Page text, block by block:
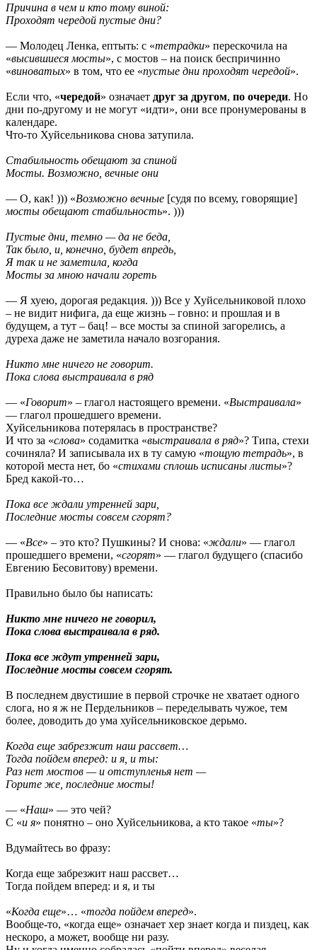
Причина в чем и кто тому виной:
Проходят чередой пустые дни?
— Молодец Ленка, ептыть: с «тетрадки» перескочила на
«высившиеся мосты», с мостов – на поиск беспричинно
«виноватых» в том, что ее «пустые дни проходят чередой».
Если что, «чередой» означает друг за другом, по очереди. Но
дни по-другому и не могут «идти», они все пронумерованы в
календаре.
Что-то Хуйсельникова снова затупила.
Стабильность обещают за спиной
Мосты. Возможно, вечные они
— О, как! ))) «Возможно вечные [судя по всему, говорящие]
мосты обещают стабильность». )))
Пустые дни, темно — да не беда,
Так было, и, конечно, будет впредь,
Я так и не заметила, когда
Мосты за мною начали гореть
— Я хуею, дорогая редакция. ))) Все у Хуйсельниковой плохо
– не видит нифига, да еще жизнь – говно: и прошлая и в
будущем, а тут – бац! – все мосты за спиной загорелись, а
дуреха даже не заметила начало возгорания.
Никто мне ничего не говорит.
Пока слова выстраивала в ряд
— «Говорит» – глагол настоящего времени. «Выстраивала»
— глагол прошедшего времени.
Хуйсельникова потерялась в пространстве?
И что за «слова» содамитка «выстраивала в ряд»? Типа, стехи
сочиняла? И записывала их в ту самую «тощую тетрадь», в
которой места нет, бо «стихами сплошь исписаны листы»?
Бред какой-то…
Пока все ждали утренней зари,
Последние мосты совсем сгорят?
— «Все» – это кто? Пушкины? И снова: «ждали» — глагол
прошедшего времени, «сгорят» — глагол будущего (спасибо
Евгению Бесовитову) времени.
Правильно было бы написать:
Никто мне ничего не говорил,
Пока слова выстраивала в ряд.
Пока все ждут утренней зари,
Последние мосты совсем сгорят.
В последнем двустишие в первой строчке не хватает одного
слога, но я ж не Пердельников – переделывать чужое, тем
более, доводить до ума хуйсельниковское дерьмо.
Когда еще забрезжит наш рассвет…
Тогда пойдем вперед: и я, и ты:
Раз нет мостов — и отступленья нет —
Горите же, последние мосты!
— «Наш» — это чей?
С «и я» понятно – оно Хуйсельникова, а кто такое «ты»?
Вдумайтесь во фразу:
Когда еще забрезжит наш рассвет…
Тогда пойдем вперед: и я, и ты
«Когда еще»… «тогда пойдем вперед».
Вообще-то, «когда еще» означает хер знает когда и пиздец, как
нескоро, а может, вообще ни разу.